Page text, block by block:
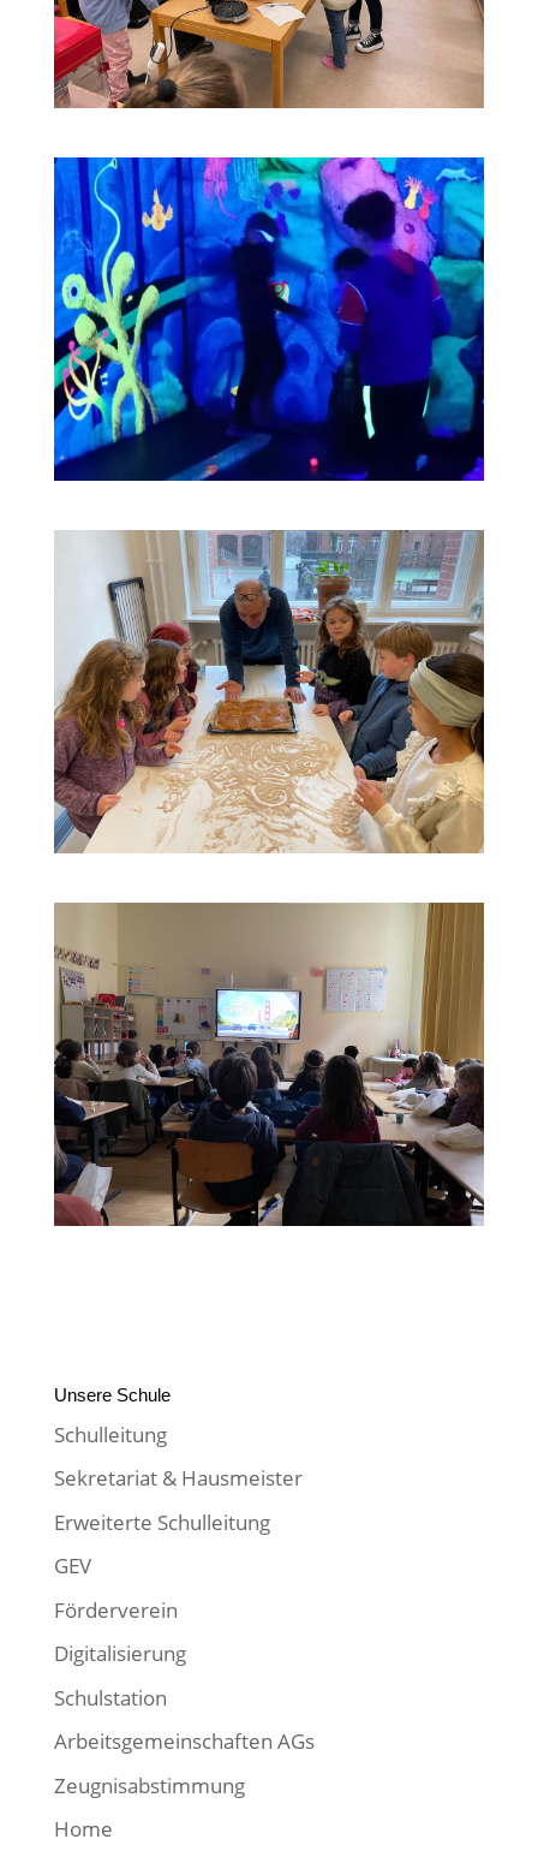
Unsere Schule
Schulleitung
Sekretariat & Hausmeister
Erweiterte Schulleitung
GEV
Förderverein
Digitalisierung
Schulstation
Arbeitsgemeinschaften AGs
Zeugnisabstimmung
Home